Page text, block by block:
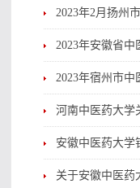
2023年2月扬州
2023年安徽省
2023年宿州市
河南中医药大学
安徽中医药大学
关于安徽中医药